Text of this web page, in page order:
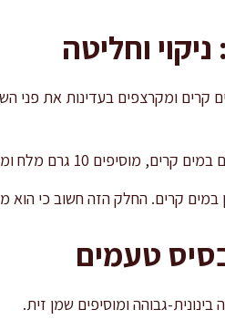
וחליטה
קרים ומקרצפים בעדינות את פני
לרתיחה מלאה. מבשלים 10 דקות ומקפים קצף אם צריך.
במים קרים. החלק הזה חשוב כי הוא
טעמים
גבוהה ומוסיפים שמן זית.